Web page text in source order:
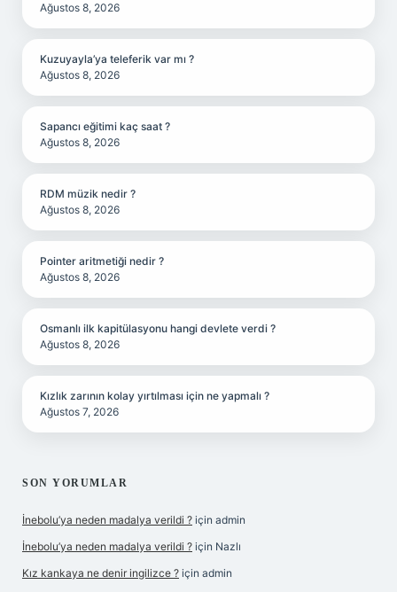
Ağustos 8, 2026
Kuzuyayla’ya teleferik var mı ?
Ağustos 8, 2026
Sapancı eğitimi kaç saat ?
Ağustos 8, 2026
RDM müzik nedir ?
Ağustos 8, 2026
Pointer aritmetiği nedir ?
Ağustos 8, 2026
Osmanlı ilk kapitülasyonu hangi devlete verdi ?
Ağustos 8, 2026
Kızlık zarının kolay yırtılması için ne yapmalı ?
Ağustos 7, 2026
SON YORUMLAR
İnebolu’ya neden madalya verildi ? için admin
İnebolu’ya neden madalya verildi ? için Nazlı
Kız kankaya ne denir ingilizce ? için admin